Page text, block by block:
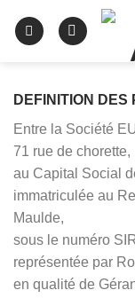
DEFINITION DES
Entre la Société
71 rue de chorette,
au Capital Social
immatriculée au
Maulde,
sous le numéro
représentée par
en qualité de